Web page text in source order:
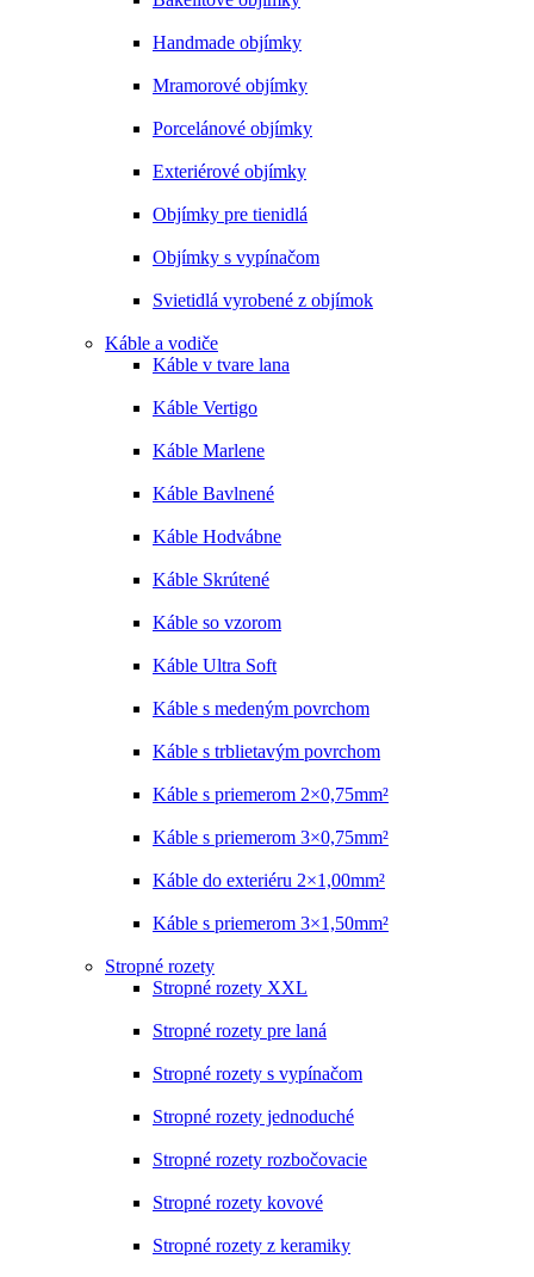
Handmade objímky
Mramorové objímky
Porcelánové objímky
Exteriérové objímky
Objímky pre tienidlá
Objímky s vypínačom
Svietidlá vyrobené z objímok
Káble a vodiče
Káble v tvare lana
Káble Vertigo
Káble Marlene
Káble Bavlnené
Káble Hodvábne
Káble Skrútené
Káble so vzorom
Káble Ultra Soft
Káble s medeným povrchom
Káble s trblietavým povrchom
Káble s priemerom 2×0,75mm²
Káble s priemerom 3×0,75mm²
Káble do exteriéru 2×1,00mm²
Káble s priemerom 3×1,50mm²
Stropné rozety
Stropné rozety XXL
Stropné rozety pre laná
Stropné rozety s vypínačom
Stropné rozety jednoduché
Stropné rozety rozbočovacie
Stropné rozety kovové
Stropné rozety z keramiky